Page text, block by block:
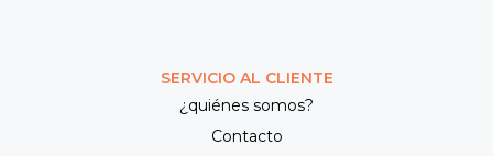
SERVICIO AL CLIENTE
¿quiénes somos?
Contacto